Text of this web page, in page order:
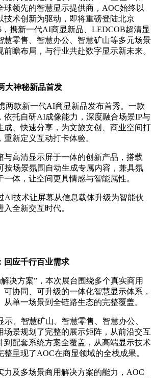
球领先的智慧显示提供商，AOC始终以
技术创新为驱动，即将重磅登陆北京
，携新一代AI商显新品、LEDCOB超清显
慧零售、智慧办公、智慧矿山等多元场景
瞻布局，与行业共赴数字显示新未来。
大神秘新品首发
两款新一代AI商显新品发布首秀。一款
依托自研AI成像能力，深度融合场景IP与
成、快速分享，为文旅文创、商业空间打
新定义互动打卡体验。
与高清显示屏于一体的创新产品，搭载
按场景氛围自动生成专属内容，兼具氛
一体，让空间更具情感与智能属性。
AI技术让屏幕从信息载体升级为智能伙
全新交互时代。
回应千行百业需求
决方案”，本次展台围绕多个真实商用
协同、可升级的一体化智慧显示体系，
单一场景到全链路生态的完整覆盖。
、智慧矿山、智慧零售、智慧办公、
场景规划了完整的展示矩阵，从前沿交互
到配套系统方案全覆盖，从高端显示技术
呈现了AOC在商显领域的全栈成果。
力及多场景商用解决方案的能力，AOC